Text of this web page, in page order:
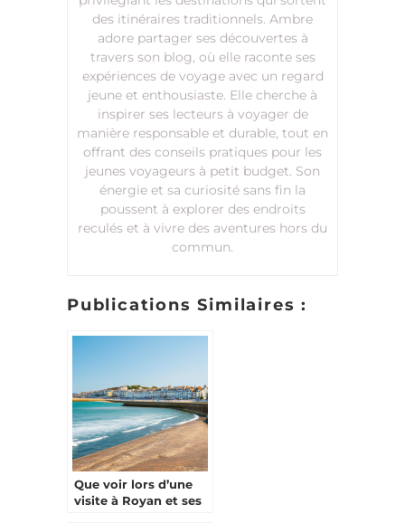
des itinéraires traditionnels. Ambre
adore partager ses découvertes à
travers son blog, où elle raconte ses
expériences de voyage avec un regard
jeune et enthousiaste. Elle cherche à
inspirer ses lecteurs à voyager de
manière responsable et durable, tout en
offrant des conseils pratiques pour les
jeunes voyageurs à petit budget. Son
énergie et sa curiosité sans fin la
poussent à explorer des endroits
reculés et à vivre des aventures hors du
commun.
Publications Similaires :
Que voir lors d’une
visite à Royan et ses